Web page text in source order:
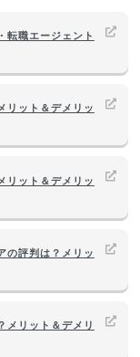
転職エージェント
リット＆デメリッ
リット＆デメリッ
の評判は？メリッ
メリット＆デメリ